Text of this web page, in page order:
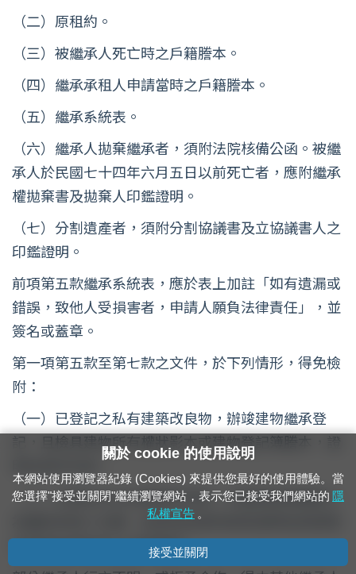
（二）原租約。
（三）被繼承人死亡時之戶籍謄本。
（四）繼承承租人申請當時之戶籍謄本。
（五）繼承系統表。
（六）繼承人拋棄繼承者，須附法院核備公函。被繼
承人於民國七十四年六月五日以前死亡者，應附繼承
權拋棄書及拋棄人印鑑證明。
（七）分割遺產者，須附分割協議書及立協議書人之
印鑑證明。
前項第五款繼承系統表，應於表上加註「如有遺漏或
錯誤，致他人受損害者，申請人願負法律責任」，並
簽名或蓋章。
第一項第五款至第七款之文件，於下列情形，得免檢
附：
（一）已登記之私有建築改良物，辦竣建物繼承登
記，且檢具建物所有權狀影本或建物登記簿謄本，證
明為其所有者。
（二）未登記之私有建築改良物，已變更納稅義務人
為繼承承租人名義，且檢具該建物納稅證明及其建築
改良物為其所有之切結書者。
關於 cookie 的使用說明
本網站使用瀏覽器紀錄 (Cookies) 來提供您最好的使用體驗。當
您選擇"接受並關閉"繼續瀏覽網站，表示您已接受我們網站的 隱
私權宣告 。
接受並關閉